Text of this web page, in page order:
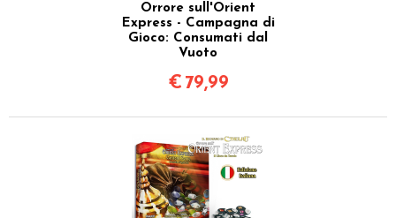
Orrore sull'Orient
Express - Campagna di
Gioco: Consumati dal
Vuoto
€ 79,99